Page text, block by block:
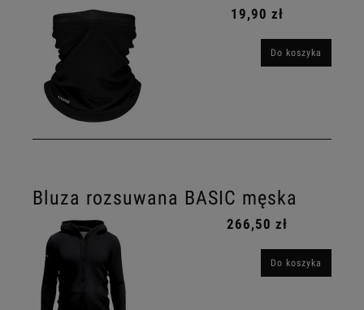
19,90 zł
Do koszyka
Bluza rozsuwana BASIC męska
266,50 zł
Do koszyka